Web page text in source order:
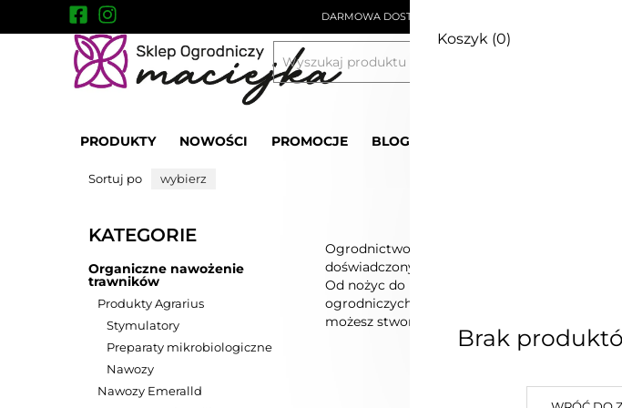
DARMOWA DOSTAWA OD 250zł
PRODUKTY NOWOŚCI PROMOCJE BLOG
Koszyk (0)
Brak
Narzędzia ogrodnicze Artykuły ogrodnicze
Sortuj po wybierz
KATEGORIE
Organiczne nawożenie
trawników
Produkty Agrarius
Stymulatory
Preparaty mikrobiologiczne
Nawozy
Nawozy Emeralld
Ogrodnictwo to popularne hobby, z którego
doświadczonym ogrodnikiem, czy dopiero
Od nożyc do przycinania i łopat po
ogrodniczych, które sprawią, że praca w
możesz stworzyć piękny ogród, który będzie